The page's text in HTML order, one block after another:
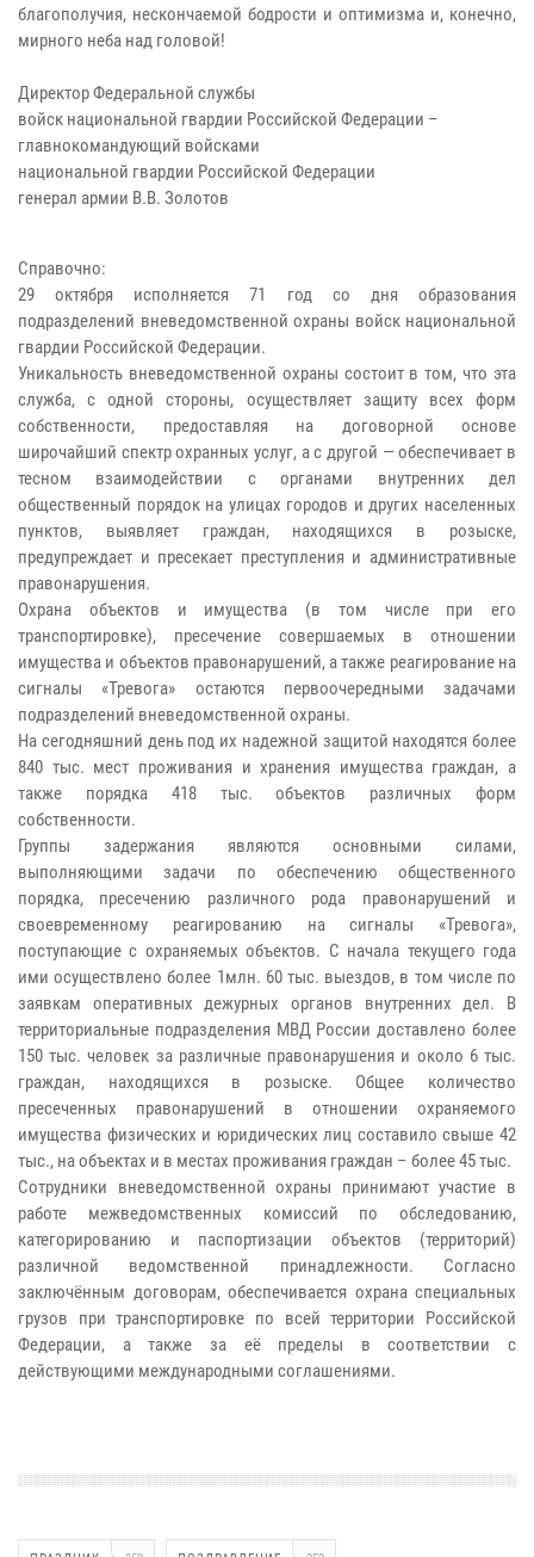
благополучия, нескончаемой бодрости и оптимизма и, конечно,
мирного неба над головой!
Директор Федеральной службы
войск национальной гвардии Российской Федерации –
главнокомандующий войсками
национальной гвардии Российской Федерации
генерал армии В.В. Золотов
Справочно:
29 октября исполняется 71 год со дня образования
подразделений вневедомственной охраны войск национальной
гвардии Российской Федерации.
Уникальность вневедомственной охраны состоит в том, что эта
служба, с одной стороны, осуществляет защиту всех форм
собственности, предоставляя на договорной основе
широчайший спектр охранных услуг, а с другой — обеспечивает в
тесном взаимодействии с органами внутренних дел
общественный порядок на улицах городов и других населенных
пунктов, выявляет граждан, находящихся в розыске,
предупреждает и пресекает преступления и административные
правонарушения.
Охрана объектов и имущества (в том числе при его
транспортировке), пресечение совершаемых в отношении
имущества и объектов правонарушений, а также реагирование на
сигналы «Тревога» остаются первоочередными задачами
подразделений вневедомственной охраны.
На сегодняшний день под их надежной защитой находятся более
840 тыс. мест проживания и хранения имущества граждан, а
также порядка 418 тыс. объектов различных форм
собственности.
Группы задержания являются основными силами,
выполняющими задачи по обеспечению общественного
порядка, пресечению различного рода правонарушений и
своевременному реагированию на сигналы «Тревога»,
поступающие с охраняемых объектов. С начала текущего года
ими осуществлено более 1млн. 60 тыс. выездов, в том числе по
заявкам оперативных дежурных органов внутренних дел. В
территориальные подразделения МВД России доставлено более
150 тыс. человек за различные правонарушения и около 6 тыс.
граждан, находящихся в розыске. Общее количество
пресеченных правонарушений в отношении охраняемого
имущества физических и юридических лиц составило свыше 42
тыс., на объектах и в местах проживания граждан – более 45 тыс.
Сотрудники вневедомственной охраны принимают участие в
работе межведомственных комиссий по обследованию,
категорированию и паспортизации объектов (территорий)
различной ведомственной принадлежности. Согласно
заключённым договорам, обеспечивается охрана специальных
грузов при транспортировке по всей территории Российской
Федерации, а также за её пределы в соответствии с
действующими международными соглашениями.